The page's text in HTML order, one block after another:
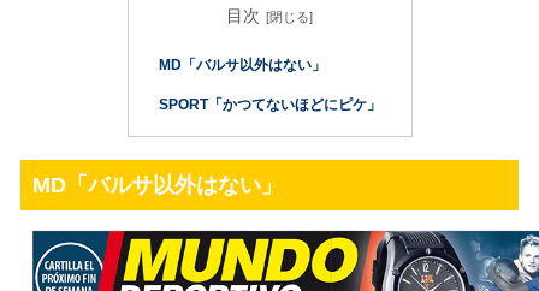
目次
MD「バルサ以外はない」
SPORT「かつてないほどにピケ」
MD「バルサ以外はない」